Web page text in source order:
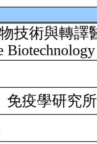
技術與轉譯
免疫學研究